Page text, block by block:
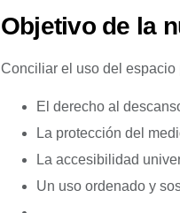
Objetivo de la
Conciliar el uso del espacio
El derecho al
La protección del
La accesibilidad
Un uso ordenado y